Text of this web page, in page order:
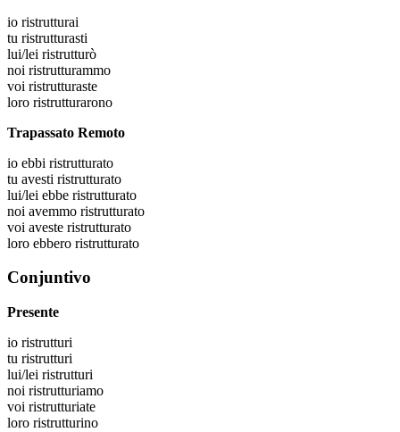
io ristrutturai
tu ristrutturasti
lui/lei ristrutturò
noi ristrutturammo
voi ristrutturaste
loro ristrutturarono
Trapassato Remoto
io ebbi ristrutturato
tu avesti ristrutturato
lui/lei ebbe ristrutturato
noi avemmo ristrutturato
voi aveste ristrutturato
loro ebbero ristrutturato
Conjuntivo
Presente
io ristrutturi
tu ristrutturi
lui/lei ristrutturi
noi ristrutturiamo
voi ristrutturiate
loro ristrutturino